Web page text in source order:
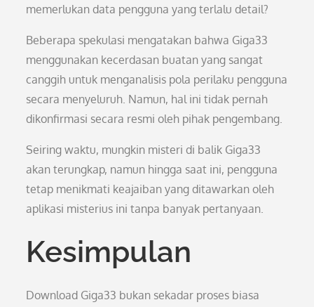
memerlukan data pengguna yang terlalu detail?
Beberapa spekulasi mengatakan bahwa Giga33
menggunakan kecerdasan buatan yang sangat
canggih untuk menganalisis pola perilaku pengguna
secara menyeluruh. Namun, hal ini tidak pernah
dikonfirmasi secara resmi oleh pihak pengembang.
Seiring waktu, mungkin misteri di balik Giga33
akan terungkap, namun hingga saat ini, pengguna
tetap menikmati keajaiban yang ditawarkan oleh
aplikasi misterius ini tanpa banyak pertanyaan.
Kesimpulan
Download Giga33 bukan sekadar proses biasa